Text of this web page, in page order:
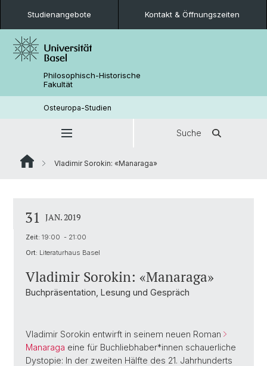
Studienangebote Kontakt & Öffnungszeiten
Philosophisch-Historische
Fakultät
Osteuropa-Studien
Suche
Vladimir Sorokin: «Manaraga»
31 JAN. 2019
Zeit: 19:00 - 21:00
Ort: Literaturhaus Basel
Vladimir Sorokin: «Manaraga»
Buchpräsentation, Lesung und Gespräch
Vladimir Sorokin entwirft in seinem neuen Roman
Manaraga eine für Buchliebhaber*innen schauerliche
Dystopie: In der zweiten Hälfte des 21. Jahrhunderts